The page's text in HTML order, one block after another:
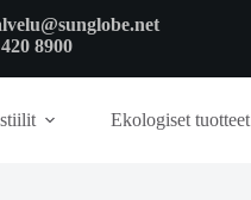
8900
Ekologiset tuotteet